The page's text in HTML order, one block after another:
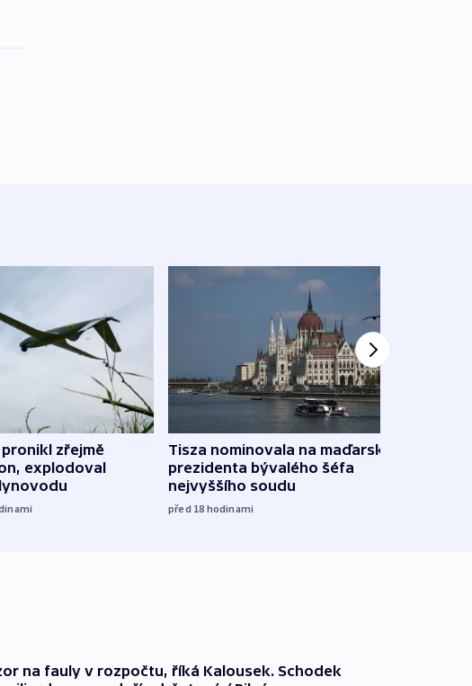
zřejmě
explodoval
Tisza nominovala na maďarského
prezidenta bývalého šéfa
nejvyššího soudu
před 18 hodinami
na fauly v rozpočtu, říká Kalousek. Schodek